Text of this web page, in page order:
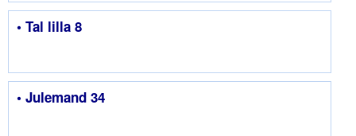
• Tal lilla 8
• Julemand 34